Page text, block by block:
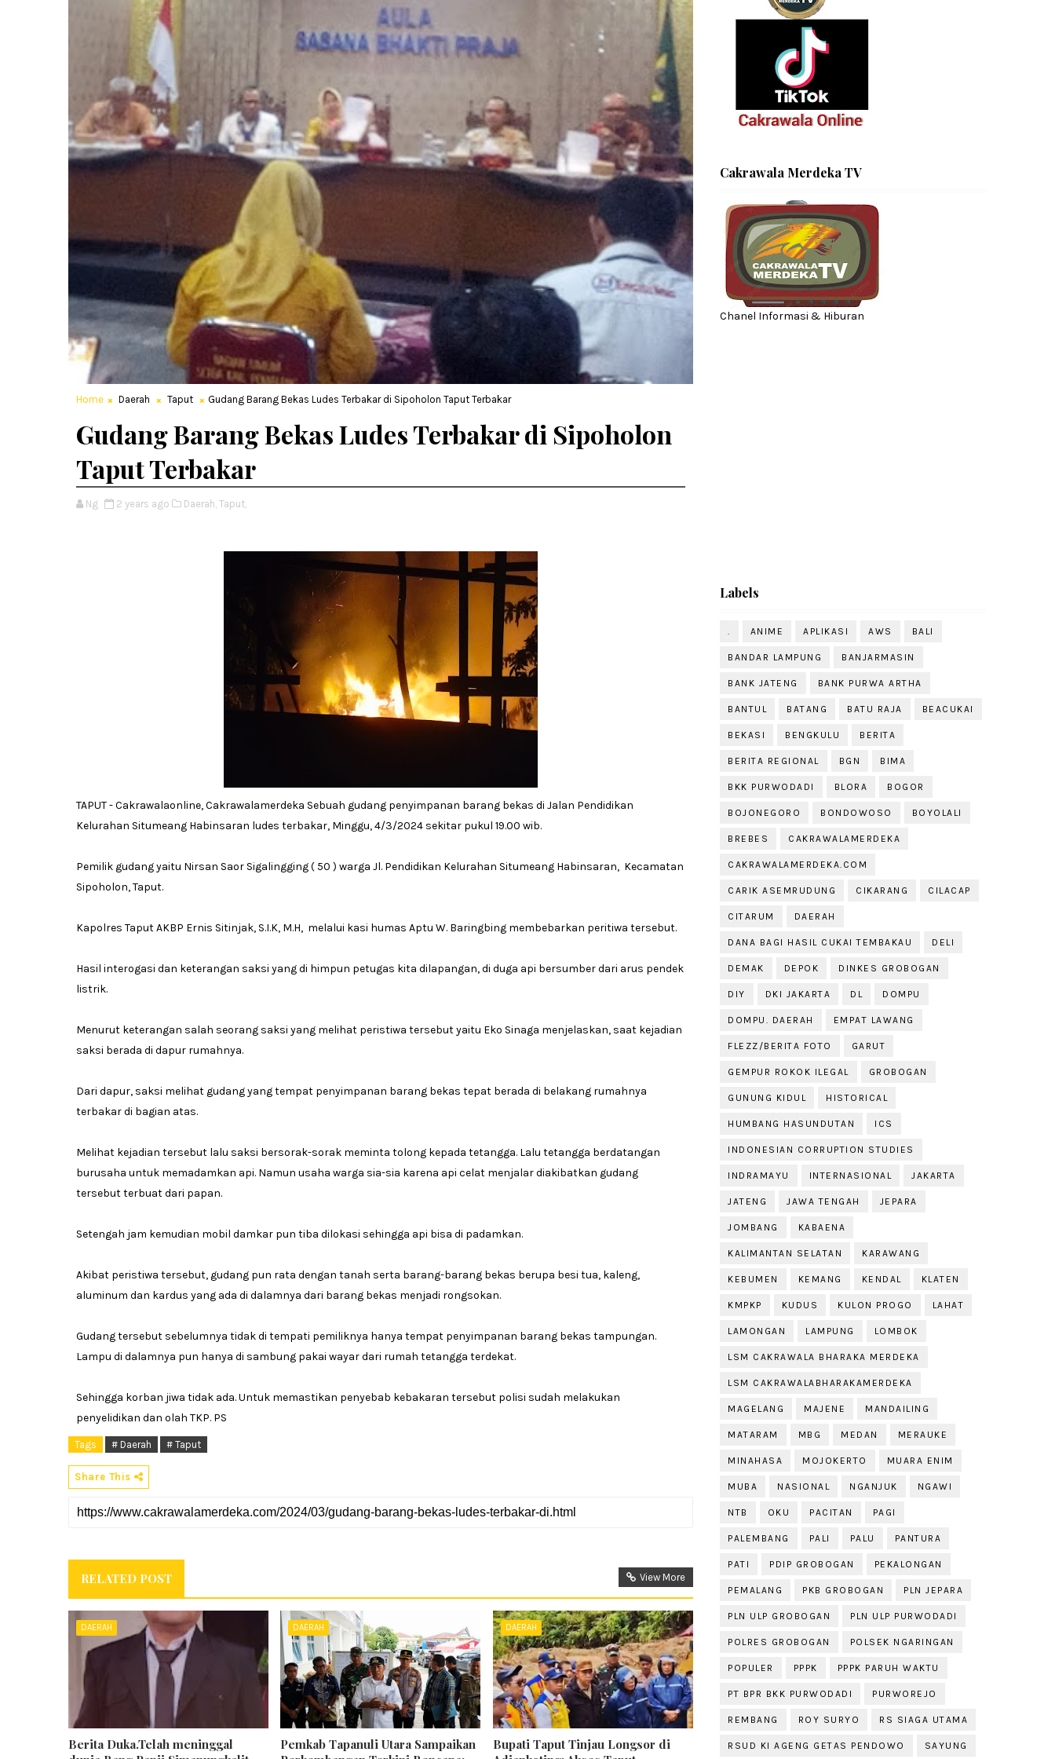
Home Daerah Taput Gudang Barang Bekas Ludes Terbakar di Sipoholon Taput Terbakar
Gudang Barang Bekas Ludes Terbakar di Sipoholon
Taput Terbakar
Ng 2 years ago Daerah, Taput,
TAPUT - Cakrawalaonline, Cakrawalamerdeka Sebuah gudang penyimpanan barang bekas di Jalan Pendidikan
Kelurahan Situmeang Habinsaran ludes terbakar, Minggu, 4/3/2024 sekitar pukul 19.00 wib.
Pemilik gudang yaitu Nirsan Saor Sigalingging ( 50 ) warga Jl. Pendidikan Kelurahan Situmeang Habinsaran, Kecamatan
Sipoholon, Taput.
Kapolres Taput AKBP Ernis Sitinjak, S.I.K, M.H, melalui kasi humas Aptu W. Baringbing membebarkan peritiwa tersebut.
Hasil interogasi dan keterangan saksi yang di himpun petugas kita dilapangan, di duga api bersumber dari arus pendek
listrik.
Menurut keterangan salah seorang saksi yang melihat peristiwa tersebut yaitu Eko Sinaga menjelaskan, saat kejadian
saksi berada di dapur rumahnya.
Dari dapur, saksi melihat gudang yang tempat penyimpanan barang bekas tepat berada di belakang rumahnya
terbakar di bagian atas.
Melihat kejadian tersebut lalu saksi bersorak-sorak meminta tolong kepada tetangga. Lalu tetangga berdatangan
burusaha untuk memadamkan api. Namun usaha warga sia-sia karena api celat menjalar diakibatkan gudang
tersebut terbuat dari papan.
Setengah jam kemudian mobil damkar pun tiba dilokasi sehingga api bisa di padamkan.
Akibat peristiwa tersebut, gudang pun rata dengan tanah serta barang-barang bekas berupa besi tua, kaleng,
aluminum dan kardus yang ada di dalamnya dari barang bekas menjadi rongsokan.
Gudang tersebut sebelumnya tidak di tempati pemiliknya hanya tempat penyimpanan barang bekas tampungan.
Lampu di dalamnya pun hanya di sambung pakai wayar dari rumah tetangga terdekat.
Sehingga korban jiwa tidak ada. Untuk memastikan penyebab kebakaran tersebut polisi sudah melakukan
penyelidikan dan olah TKP. PS
Tags # Daerah # Taput
Share This
RELATED POST View More
DAERAH
Berita Duka.Telah meninggal
DAERAH
Pemkab Tapanuli Utara Sampaikan
DAERAH
Bupati Taput Tinjau Longsor di
Cakrawala Merdeka TV
Chanel Informasi & Hiburan
Labels
. ANIME APLIKASI AWS BALI
BANDAR LAMPUNG BANJARMASIN
BANK JATENG BANK PURWA ARTHA
BANTUL BATANG BATU RAJA BEACUKAI
BEKASI BENGKULU BERITA
BERITA REGIONAL BGN BIMA
BKK PURWODADI BLORA BOGOR
BOJONEGORO BONDOWOSO BOYOLALI
BREBES CAKRAWALAMERDEKA
CAKRAWALAMERDEKA.COM
CARIK ASEMRUDUNG CIKARANG CILACAP
CITARUM DAERAH
DANA BAGI HASIL CUKAI TEMBAKAU DELI
DEMAK DEPOK DINKES GROBOGAN
DIY DKI JAKARTA DL DOMPU
DOMPU. DAERAH EMPAT LAWANG
FLEZZ/BERITA FOTO GARUT
GEMPUR ROKOK ILEGAL GROBOGAN
GUNUNG KIDUL HISTORICAL
HUMBANG HASUNDUTAN ICS
INDONESIAN CORRUPTION STUDIES
INDRAMAYU INTERNASIONAL JAKARTA
JATENG JAWA TENGAH JEPARA
JOMBANG KABAENA
KALIMANTAN SELATAN KARAWANG
KEBUMEN KEMANG KENDAL KLATEN
KMPKP KUDUS KULON PROGO LAHAT
LAMONGAN LAMPUNG LOMBOK
LSM CAKRAWALA BHARAKA MERDEKA
LSM CAKRAWALABHARAKAMERDEKA
MAGELANG MAJENE MANDAILING
MATARAM MBG MEDAN MERAUKE
MINAHASA MOJOKERTO MUARA ENIM
MUBA NASIONAL NGANJUK NGAWI
NTB OKU PACITAN PAGI
PALEMBANG PALI PALU PANTURA
PATI PDIP GROBOGAN PEKALONGAN
PEMALANG PKB GROBOGAN PLN JEPARA
PLN ULP GROBOGAN PLN ULP PURWODADI
POLRES GROBOGAN POLSEK NGARINGAN
POPULER PPPK PPPK PARUH WAKTU
PT BPR BKK PURWODADI PURWOREJO
REMBANG ROY SURYO RS SIAGA UTAMA
RSUD KI AGENG GETAS PENDOWO SAYUNG